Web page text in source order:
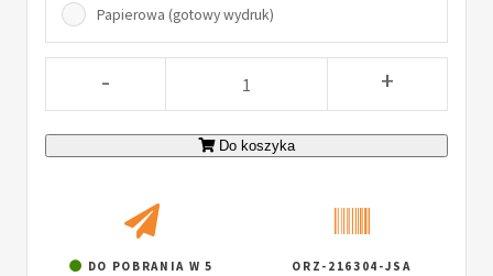
Papierowa (gotowy wydruk)
- +
Do koszyka
DO POBRANIA W 5
ORZ-216304-JSA